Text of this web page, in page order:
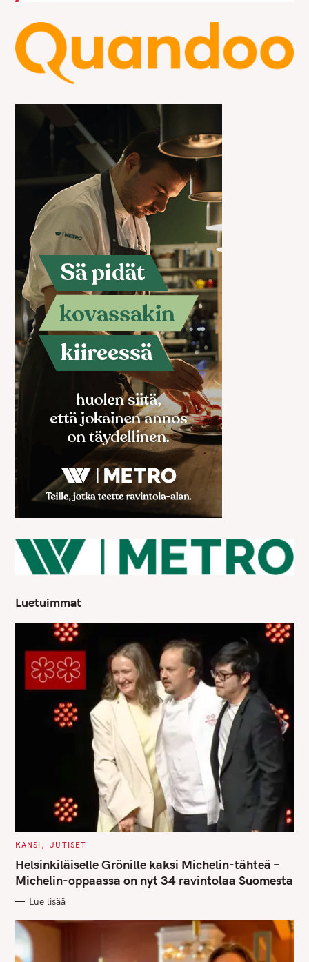
Luetuimmat
C
T
E
G
O
I
S
KANSI UUTISET
Helsinkiläiselle Grönille kaksi Michelin-tähteä –
Michelin-oppaassa on nyt 34 ravintolaa Suomesta
Lue lisää